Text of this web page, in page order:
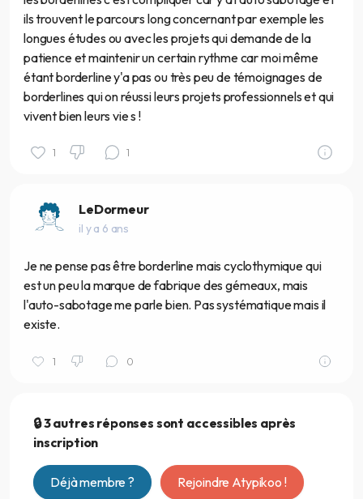
ils trouvent le parcours long concernant par exemple les
longues études ou avec les projets qui demande de la
patience et maintenir un certain rythme car moi même
étant borderline y'a pas ou très peu de témoignages de
borderlines qui on réussi leurs projets professionnels et qui
vivent bien leurs vie s !
1 1
LeDormeur
il y a 6 ans
Je ne pense pas être borderline mais cyclothymique qui
est un peu la marque de fabrique des gémeaux, mais
l'auto-sabotage me parle bien. Pas systématique mais il
existe.
1 0
🔒 3 autres réponses sont accessibles après
inscription
Déjà membre ? Rejoindre Atypikoo !